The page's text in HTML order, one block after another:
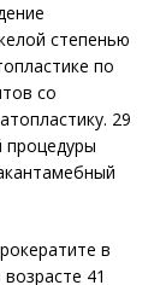
степенью
по
со
29
процедуры
в
41